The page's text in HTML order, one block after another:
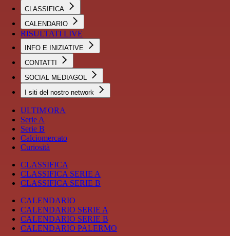
CLASSIFICA
CALENDARIO
RISULTATI LIVE
INFO E INIZIATIVE
CONTATTI
SOCIAL MEDIAGOL
I siti del nostro network
ULTIM'ORA
Serie A
Serie B
Calciomercato
Curiosità
CLASSIFICA
CLASSIFICA SERIE A
CLASSIFICA SERIE B
CALENDARIO
CALENDARIO SERIE A
CALENDARIO SERIE B
CALENDARIO PALERMO